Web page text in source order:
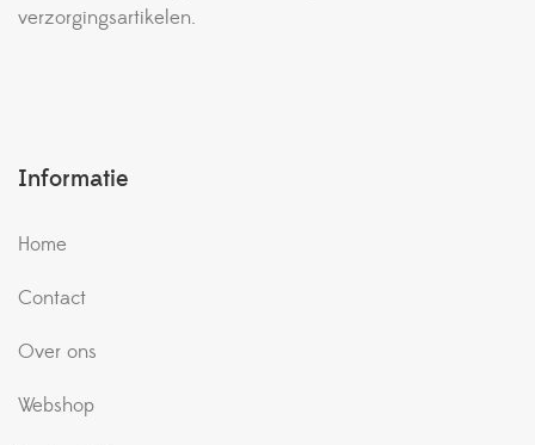
verzorgingsartikelen.
Informatie
Home
Contact
Over ons
Webshop